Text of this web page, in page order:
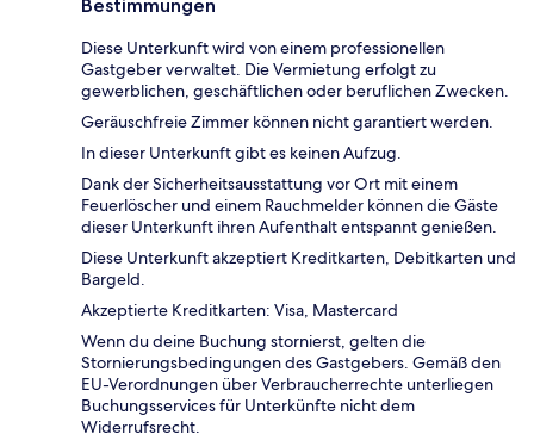
Bestimmungen
Diese Unterkunft wird von einem professionellen
Gastgeber verwaltet. Die Vermietung erfolgt zu
gewerblichen, geschäftlichen oder beruflichen Zwecken.
Geräuschfreie Zimmer können nicht garantiert werden.
In dieser Unterkunft gibt es keinen Aufzug.
Dank der Sicherheitsausstattung vor Ort mit einem
Feuerlöscher und einem Rauchmelder können die Gäste
dieser Unterkunft ihren Aufenthalt entspannt genießen.
Diese Unterkunft akzeptiert Kreditkarten, Debitkarten und
Bargeld.
Akzeptierte Kreditkarten: Visa, Mastercard
Wenn du deine Buchung stornierst, gelten die
Stornierungsbedingungen des Gastgebers. Gemäß den
EU-Verordnungen über Verbraucherrechte unterliegen
Buchungsservices für Unterkünfte nicht dem
Widerrufsrecht.